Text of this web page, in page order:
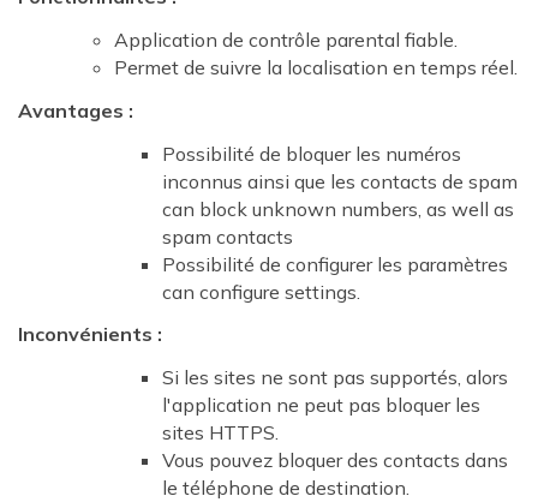
Application de contrôle parental fiable.
Permet de suivre la localisation en temps réel.
Avantages :
Possibilité de bloquer les numéros
inconnus ainsi que les contacts de spam
can block unknown numbers, as well as
spam contacts
Possibilité de configurer les paramètres
can configure settings.
Inconvénients :
Si les sites ne sont pas supportés, alors
l'application ne peut pas bloquer les
sites HTTPS.
Vous pouvez bloquer des contacts dans
le téléphone de destination.